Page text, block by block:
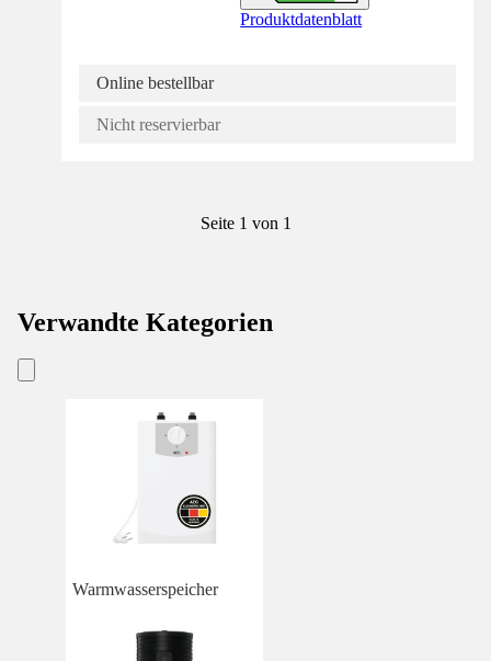
Produktdatenblatt
Online bestellbar
Nicht reservierbar
Seite 1 von 1
Verwandte Kategorien
Warmwasserspeicher